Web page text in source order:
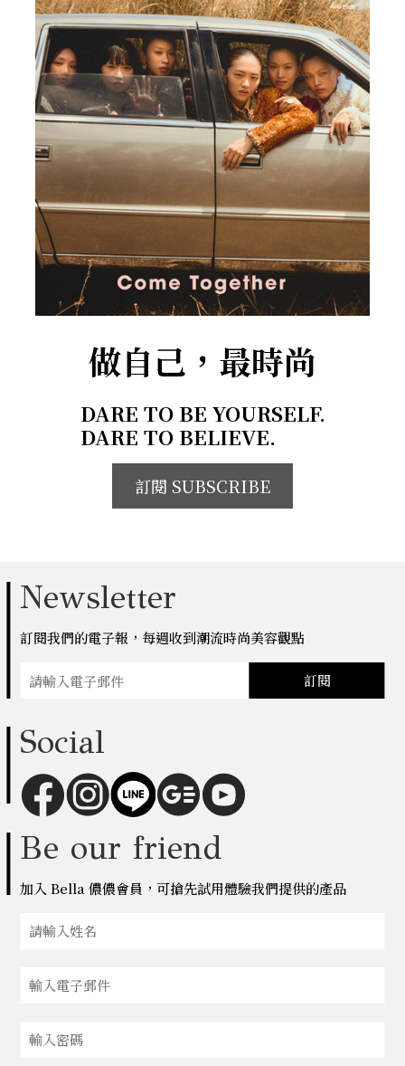
做自己，最時尚
DARE TO BE YOURSELF.
DARE TO BELIEVE.
訂閱 SUBSCRIBE
Newsletter
訂閱我們的電子報，每週收到潮流時尚美容觀點
訂閱
Social
Be our friend
加入 Bella 儂儂會員，可搶先試用體驗我們提供的產品